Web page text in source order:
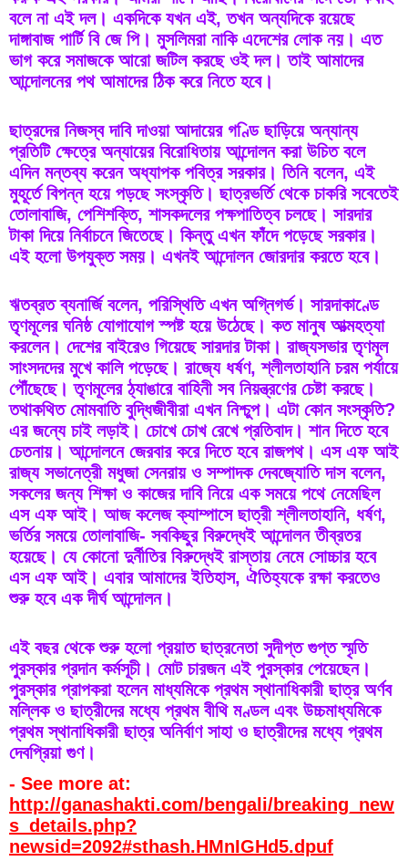
বলে না এই দল। একদিকে যখন এই, তখন অন্যদিকে রয়েছে
দাঙ্গাবাজ পার্টি বি জে পি। মুসলিমরা নাকি এদেশের লোক নয়। এত
ভাগ করে সমাজকে আরো জটিল করছে ওই দল। তাই আমাদের
আন্দোলনের পথ আমাদের ঠিক করে নিতে হবে।
ছাত্রদের নিজস্ব দাবি দাওয়া আদায়ের গণ্ডি ছাড়িয়ে অন্যান্য
প্রতিটি ক্ষেত্রে অন্যায়ের বিরোধিতায় আন্দোলন করা উচিত বলে
এদিন মন্তব্য করেন অধ্যাপক পবিত্র সরকার। তিনি বলেন, এই
মুহূর্তে বিপন্ন হয়ে পড়ছে সংস্কৃতি। ছাত্রভর্তি থেকে চাকরি সবেতেই
তোলাবাজি, পেশিশক্তি, শাসকদলের পক্ষপাতিত্ব চলছে। সারদার
টাকা দিয়ে নির্বাচনে জিতেছে। কিন্তু এখন ফাঁদে পড়েছে সরকার।
এই হলো উপযুক্ত সময়। এখনই আন্দোলন জোরদার করতে হবে।
ঋতব্রত ব্যনার্জি বলেন, পরিস্থিতি এখন অগ্নিগর্ভ। সারদাকাণ্ডে
তৃণমূলের ঘনিষ্ঠ যোগাযোগ স্পষ্ট হয়ে উঠেছে। কত মানুষ আত্মহত্যা
করলেন। দেশের বাইরেও গিয়েছে সারদার টাকা। রাজ্যসভার তৃণমূল
সাংসদদের মুখে কালি পড়েছে। রাজ্যে ধর্ষণ, শ্লীলতাহানি চরম পর্যায়ে
পৌঁছেছে। তৃণমূলের ঠ্যাঙারে বাহিনী সব নিয়ন্ত্রণের চেষ্টা করছে।
তথাকথিত মোমবাতি বুদ্ধিজীবীরা এখন নিশ্চুপ। এটা কোন সংস্কৃতি?
এর জন্যে চাই লড়াই। চোখে চোখ রেখে প্রতিবাদ। শান দিতে হবে
চেতনায়। আন্দোলনে জেরবার করে দিতে হবে রাজপথ। এস এফ আই
রাজ্য সভানেত্রী মধুজা সেনরায় ও সম্পাদক দেবজ্যোতি দাস বলেন,
সকলের জন্য শিক্ষা ও কাজের দাবি নিয়ে এক সময়ে পথে নেমেছিল
এস এফ আই। আজ কলেজ ক্যাম্পাসে ছাত্রী শ্লীলতাহানি, ধর্ষণ,
ভর্তির সময়ে তোলাবাজি- সবকিছুর বিরুদ্ধেই আন্দোলন তীব্রতর
হয়েছে। যে কোনো দুর্নীতির বিরুদ্ধেই রাস্তায় নেমে সোচ্চার হবে
এস এফ আই। এবার আমাদের ইতিহাস, ঐতিহ্যকে রক্ষা করতেও
শুরু হবে এক দীর্ঘ আন্দোলন।
এই বছর থেকে শুরু হলো প্রয়াত ছাত্রনেতা সুদীপ্ত গুপ্ত স্মৃতি
পুরস্কার প্রদান কর্মসূচী। মোট চারজন এই পুরস্কার পেয়েছেন।
পুরস্কার প্রাপকরা হলেন মাধ্যমিকে প্রথম স্থানাধিকারী ছাত্র অর্ণব
মল্লিক ও ছাত্রীদের মধ্যে প্রথম বীথি মণ্ডল এবং উচ্চমাধ্যমিকে
প্রথম স্থানাধিকারী ছাত্র অনির্বাণ সাহা ও ছাত্রীদের মধ্যে প্রথম
দেবপ্রিয়া গুণ।
http://ganashakti.com/bengali/breaking_new
s_details.php?
newsid=2092#sthash.HMnIGHd5.dpuf